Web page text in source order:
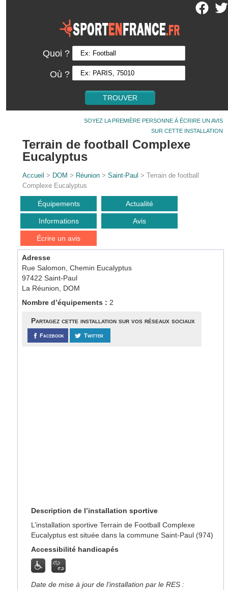
Quoi ?
Où ?
SOYEZ LA PREMIÈRE PERSONNE À ÉCRIRE UN AVIS
SUR CETTE INSTALLATION
Terrain de football Complexe
Eucalyptus
Accueil > DOM > Réunion >Saint-Paul > Terrain de football
Complexe Eucalyptus
Équipements Actualité
Informations Avis
Écrire un avis
Adresse
Rue Salomon, Chemin Eucalyptus
97422 Saint-Paul
La Réunion, DOM
Nombre d’équipements : 2
Partagez cette installation sur vos réseaux sociaux
Facebook Twitter
Description de l’installation sportive
L’installation sportive Terrain de Football Complexe
Eucalyptus est située dans la commune Saint-Paul (974)
Accessibilité handicapés
Date de mise à jour de l’installation par le RES :